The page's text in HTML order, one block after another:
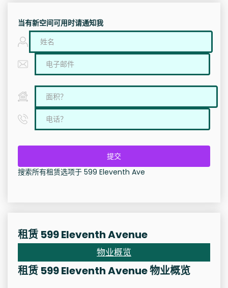
当有新空间可用时请通知我
提交
搜索所有租赁选项于 599 Eleventh Ave
租赁 599 Eleventh Avenue
物业概览
租赁 599 Eleventh Avenue 物业概览